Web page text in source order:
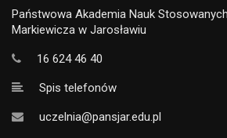
Państwowa Akademia Nauk
Markiewicza w Jarosławiu
16 624 46 40
Spis telefonów
uczelnia@pansjar.edu.pl